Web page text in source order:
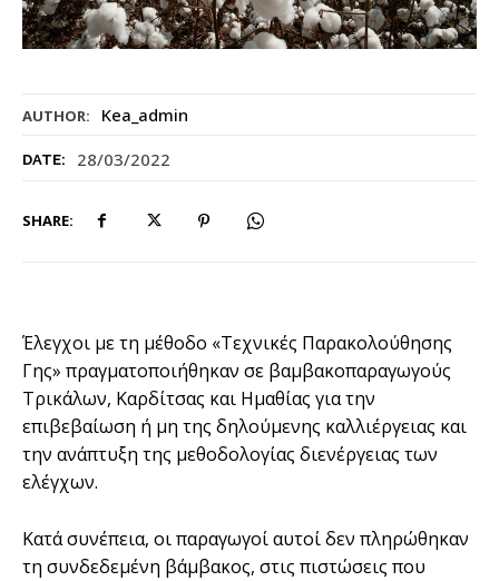
AUTHOR: Kea_admin
DATE: 28/03/2022
SHARE:
Έλεγχοι με τη μέθοδο «Τεχνικές Παρακολούθησης
Γης» πραγματοποιήθηκαν σε βαμβακοπαραγωγούς
Τρικάλων, Καρδίτσας και Ημαθίας για την
επιβεβαίωση ή μη της δηλούμενης καλλιέργειας και
την ανάπτυξη της μεθοδολογίας διενέργειας των
ελέγχων.
Κατά συνέπεια, οι παραγωγοί αυτοί δεν πληρώθηκαν
τη συνδεδεμένη βάμβακος, στις πιστώσεις που